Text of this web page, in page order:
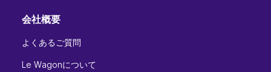
会社概要
よくあるご質問
Le Wagonについて